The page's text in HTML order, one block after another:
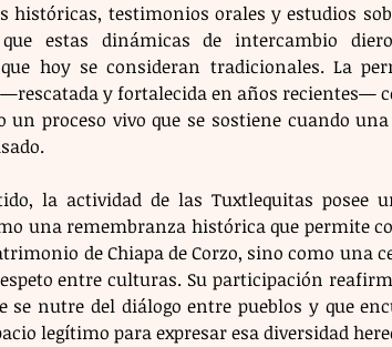
históricas, testimonios orales y estudios
estas dinámicas de intercambio
que hoy se consideran tradicionales. La
y fortalecida en años recientes—
un proceso vivo que se sostiene cuando
la actividad de las Tuxtlequitas posee
una remembranza histórica que permite
de Chiapa de Corzo, sino como una
entre culturas. Su participación
se nutre del diálogo entre pueblos y que
legítimo para expresar esa diversidad